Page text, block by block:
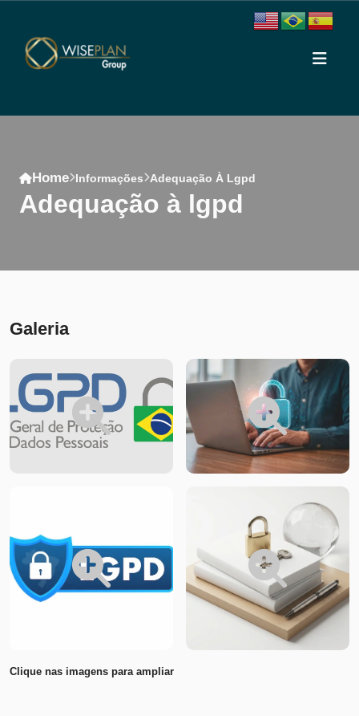
Home Informações Adequação À Lgpd
adequação à lgpd
Galeria
Clique nas imagens para ampliar